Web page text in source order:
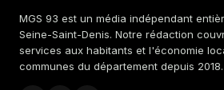
MGS 93 est un média indépendant
Seine-Saint-Denis. Notre rédaction
services aux habitants et l'économie
communes du département depuis 2018.